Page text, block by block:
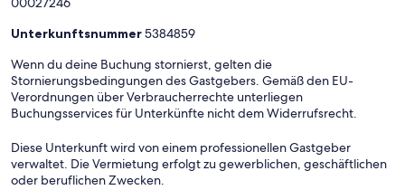
Unterkunftsnummer5384859
Wenn du deine Buchung stornierst, gelten die
Stornierungsbedingungen des Gastgebers. Gemäß den EU-
Verordnungen über Verbraucherrechte unterliegen
Buchungsservices für Unterkünfte nicht dem Widerrufsrecht.
Diese Unterkunft wird von einem professionellen Gastgeber
verwaltet. Die Vermietung erfolgt zu gewerblichen, geschäftlichen
oder beruflichen Zwecken.